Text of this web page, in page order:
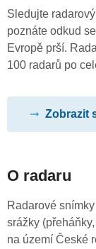
Sledujte
poznáte odkud
Evropě prší.
100 radarů po
Zobrazit
O radaru
Radarové
srážky (přeháňky,
na území České